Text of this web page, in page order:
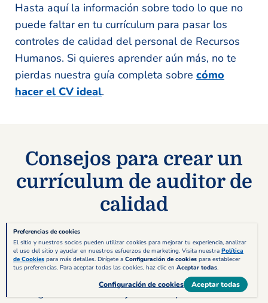
Hasta aquí la información sobre todo lo que no
puede faltar en tu currículum para pasar los
controles de calidad del personal de Recursos
Humanos. Si quieres aprender aún más, no te
pierdas nuestra guía completa sobre cómo
hacer el CV ideal.
Consejos para crear un
currículum de auditor de
calidad
Ya viste los ejemplos, las plantillas y el
contenido de tu CV de auditor de calidad, así
que no queremos demorarnos más en compartir
contigo los cinco consejos útiles que nuestros
Preferencias de cookies
El sitio y nuestros socios pueden utilizar cookies para mejorar tu experiencia, analizar
el uso del sitio y ayudar en nuestros esfuerzos de marketing. Visita nuestra Política
de Cookies para más detalles. Dirígete a Configuración de cookies para establecer
tus preferencias. Para aceptar todas las cookies, haz clic en Aceptar todas.
Configuración de cookies Aceptar todas